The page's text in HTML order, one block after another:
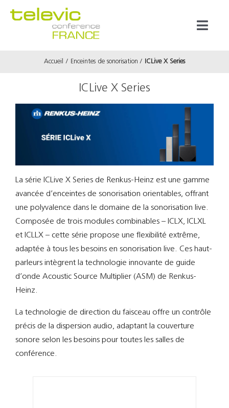
À propos
Accueil Enceintes de sonorisation ICLive X Series
ICLive X Series
La série ICLive X Series de Renkus-Heinz est une gamme
avancée d’enceintes de sonorisation orientables, offrant
une polyvalence dans le domaine de la sonorisation live.
Composée de trois modules combinables – ICLX, ICLXL
et ICLLX – cette série propose une flexibilité extrême,
adaptée à tous les besoins en sonorisation live. Ces haut-
parleurs intègrent la technologie innovante de guide
d’onde Acoustic Source Multiplier (ASM) de Renkus-
Heinz.
La technologie de direction du faisceau offre un contrôle
précis de la dispersion audio, adaptant la couverture
sonore selon les besoins pour toutes les salles de
conférence.